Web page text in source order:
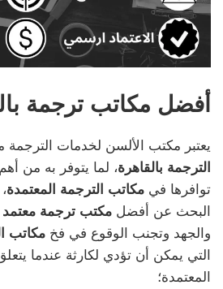
أفضل مكاتب ترجمة
يعتبر مكتب الألسن لخدمات
الترجمة بالقاهرة
توافرها في مكاتب الترجمة المعتمدة
البحث عن أفضل مكتب ترجمة معتمد
والجهد وتجنب الوقوع في فخ مكاتب
التي يمكن أن تؤدي لكارثة عندما
المعتمدة؛